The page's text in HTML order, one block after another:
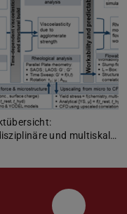
und multiskal…